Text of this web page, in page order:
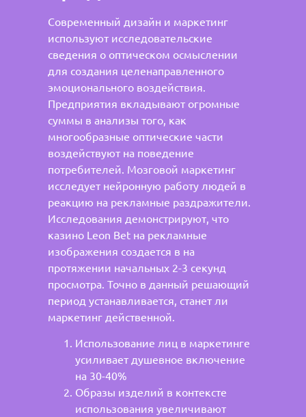
Современный дизайн и маркетинг
используют исследовательские
сведения о оптическом осмыслении
для создания целенаправленного
эмоционального воздействия.
Предприятия вкладывают огромные
суммы в анализы того, как
многообразные оптические части
воздействуют на поведение
потребителей. Мозговой маркетинг
исследует нейронную работу людей в
реакцию на рекламные раздражители.
Исследования демонстрируют, что
казино Leon Bet на рекламные
изображения создается в на
протяжении начальных 2-3 секунд
просмотра. Точно в данный решающий
период устанавливается, станет ли
маркетинг действенной.
Использование лиц в маркетинге
усиливает душевное включение
на 30-40%
Образы изделий в контексте
использования увеличивают